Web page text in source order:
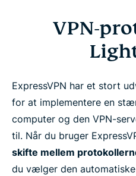
VPN-
ExpressVPN har et stort
for at implementere en
computer og den VPN-
til. Når du bruger
skifte mellem
du vælger den